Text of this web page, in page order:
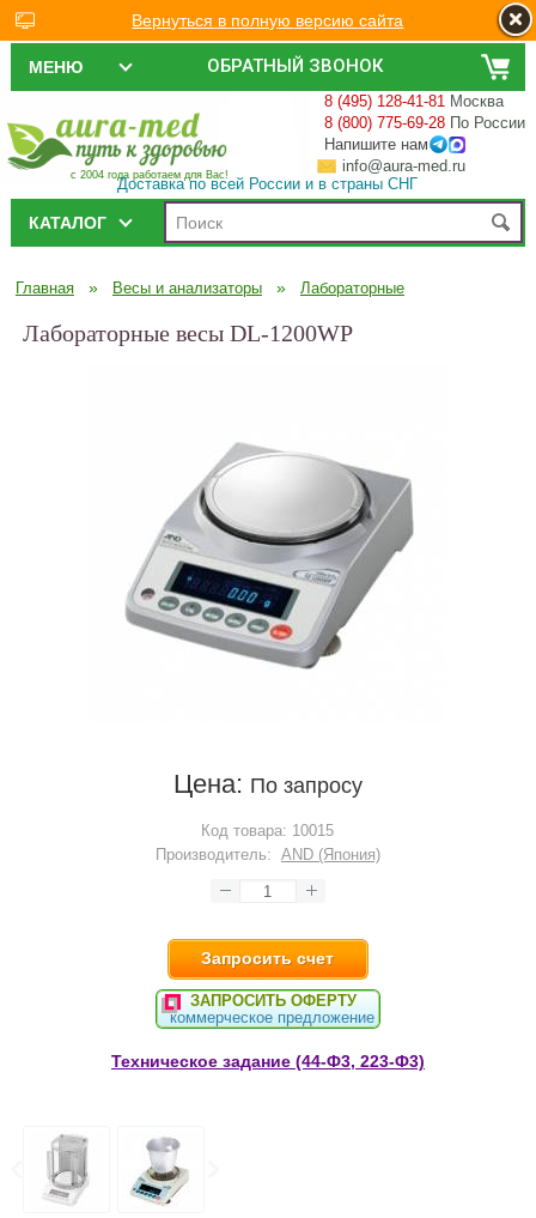
ОБРАТНЫЙ ЗВОНОК
МЕНЮ
с 2004 года работаем для Вас!
8 (495) 128-41-81 Москва
8 (800) 775-69-28 По России
Напишите нам
info@aura-med.ru
Доставка по всей России и в страны СНГ
КАТАЛОГ
Главная » Весы и анализаторы » Лабораторные
Лабораторные весы DL-1200WP
Цена: По запросу
Код товара: 10015
Производитель: AND (Япония)
Запросить счет
ЗАПРОСИТЬ ОФЕРТУ
коммерческое предложение
Техническое задание (44-Ф3, 223-Ф3)
Вернуться в полную версию сайта